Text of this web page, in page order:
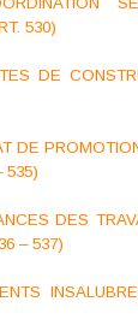
530)
DE
DE
535)
DES
– 537)